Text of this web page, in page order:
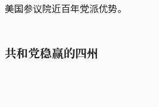
美国参议院近百年党派优势。
共和党稳赢的四州